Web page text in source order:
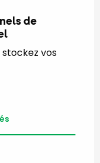
de
vos